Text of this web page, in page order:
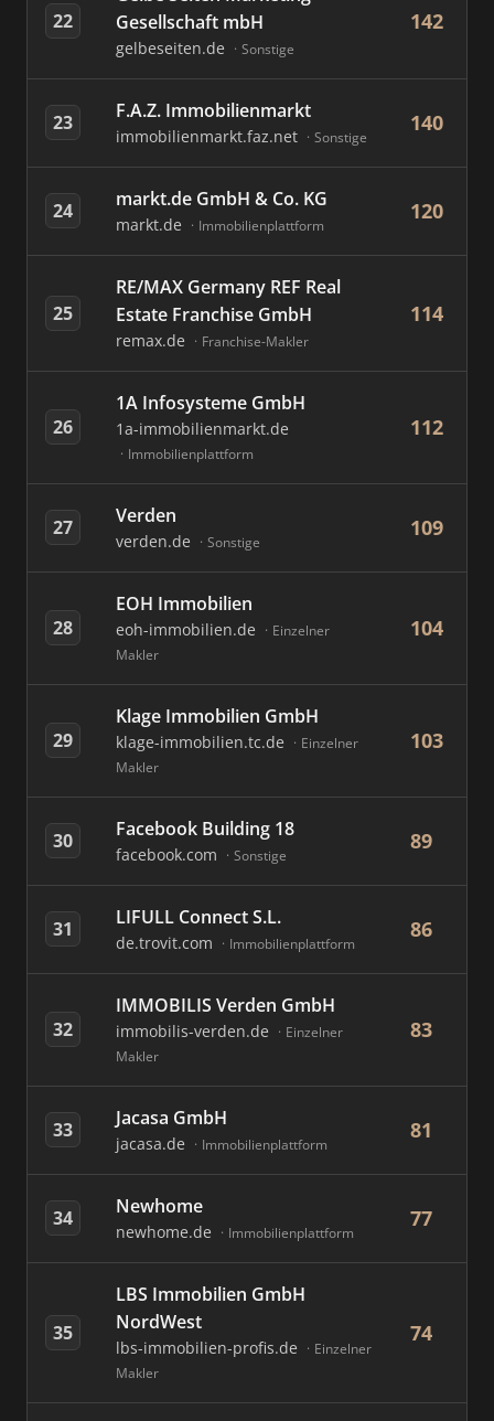
22
Gesellschaft mbH
gelbeseiten.de Sonstige
142
23 F.A.Z. Immobilienmarkt
immobilienmarkt.faz.net Sonstige
140
24 markt.de GmbH & Co. KG
markt.de Immobilienplattform
120
25
RE/MAX Germany REF Real
Estate Franchise GmbH
remax.de Franchise-Makler
114
26
1A Infosysteme GmbH
1a-immobilienmarkt.de
Immobilienplattform
112
27 Verden
verden.de Sonstige
109
28
EOH Immobilien
eoh-immobilien.de
Einzelner
Makler
104
29
Klage Immobilien GmbH
klage-immobilien.tc.de
Einzelner
Makler
103
30 Facebook Building 18
facebook.com Sonstige
89
31 LIFULL Connect S.L.
de.trovit.com Immobilienplattform
86
32
IMMOBILIS Verden GmbH
immobilis-verden.de
Einzelner
Makler
83
33 Jacasa GmbH
jacasa.de Immobilienplattform
81
34 Newhome
newhome.de Immobilienplattform
77
35
LBS Immobilien GmbH
NordWest
lbs-immobilien-profis.de
Einzelner
Makler
74